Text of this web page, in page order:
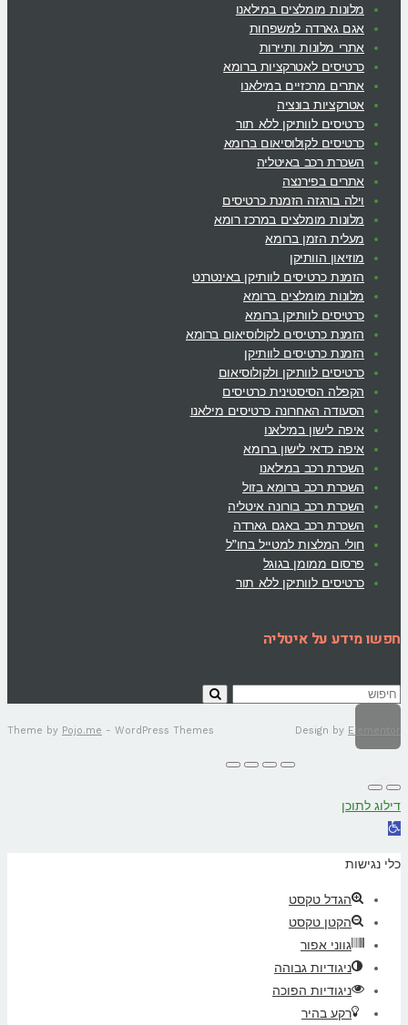
מלונות מומלצים במילאנו
אגם גארדה למשפחות
אתרי מלונות ותיירות
כרטיסים לאטרקציות ברומא
אתרים מרכזיים במילאנו
אטרקציות בונציה
כרטיסים לוותיקן ללא תור
כרטיסים לקולוסיאום ברומא
השכרת רכב באיטליה
אתרים בפירנצה
וילה בורגזה הזמנת כרטיסים
מלונות מומלצים במרכז רומא
מעלית הזמן ברומא
מוזיאון הוותיקן
הזמנת כרטיסים לוותיקן באינטרנט
מלונות מומלצים ברומא
כרטיסים לוותיקן ברומא
הזמנת כרטיסים לקולוסיאום ברומא
הזמנת כרטיסים לוותיקן
כרטיסים לוותיקן ולקולוסיאום
הקפלה הסיסטינית כרטיסים
הסעודה האחרונה כרטיסים מילאנו
איפה לישון במילאנו
איפה כדאי לישון ברומא
השכרת רכב במילאנו
השכרת רכב ברומא בזול
השכרת רכב בורונה איטליה
השכרת רכב באגם גארדה
חולי המלצות למטייל בחו”ל
פרסום ממומן בגוגל
כרטיסים לוותיקן ללא תור
חפשו מידע על איטליה
Theme by Pojo.me - WordPress Themes Design by Elementor
גלילה
לראש
העמוד
דילוג לתוכן
פתח
נגישות
כלי נגישות
הגדל טקסט
הקטן טקסט
גווני אפור
ניגודיות גבוהה
ניגודיות הפוכה
רקע בהיר